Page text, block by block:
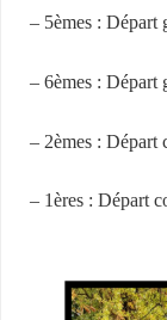
– 5èmes : Départ
– 6èmes : Départ
– 2èmes : Départ
– 1ères : Départ